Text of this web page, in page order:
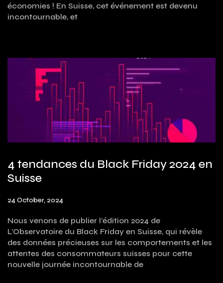
économies ! En Suisse, cet événement est devenu
incontournable, et
4 tendances du Black Friday 2024 en
Suisse
24 October, 2024
Nous venons de publier l’édition 2024 de
L’Observatoire du Black Friday en Suisse, qui révèle
des données précieuses sur les comportements et les
attentes des consommateurs suisses pour cette
nouvelle journée incontournable de